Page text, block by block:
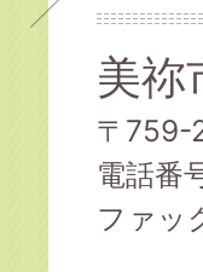
美祢
〒759-
電話番
ファッ